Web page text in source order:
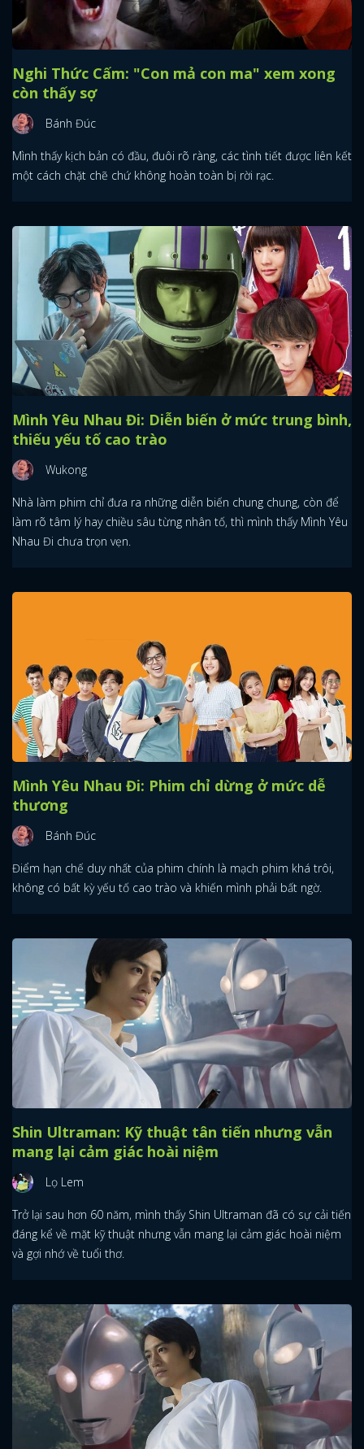
Nghi Thức Cấm: "Con mả con ma" xem xong
còn thấy sợ
Bánh Đúc
Mình thấy kịch bản có đầu, đuôi rõ ràng, các tình tiết được liên kết
một cách chặt chẽ chứ không hoàn toàn bị rời rạc.
Mình Yêu Nhau Đi: Diễn biến ở mức trung bình,
thiếu yếu tố cao trào
Wukong
Nhà làm phim chỉ đưa ra những diễn biến chung chung, còn để
làm rõ tâm lý hay chiều sâu từng nhân tố, thì mình thấy Mình Yêu
Nhau Đi chưa trọn vẹn.
Mình Yêu Nhau Đi: Phim chỉ dừng ở mức dễ
thương
Bánh Đúc
Điểm hạn chế duy nhất của phim chính là mạch phim khá trôi,
không có bất kỳ yếu tố cao trào và khiến mình phải bất ngờ.
Shin Ultraman: Kỹ thuật tân tiến nhưng vẫn
mang lại cảm giác hoài niệm
Lọ Lem
Trở lại sau hơn 60 năm, mình thấy Shin Ultraman đã có sự cải tiến
đáng kể về mặt kỹ thuật nhưng vẫn mang lại cảm giác hoài niệm
và gợi nhớ về tuổi thơ.